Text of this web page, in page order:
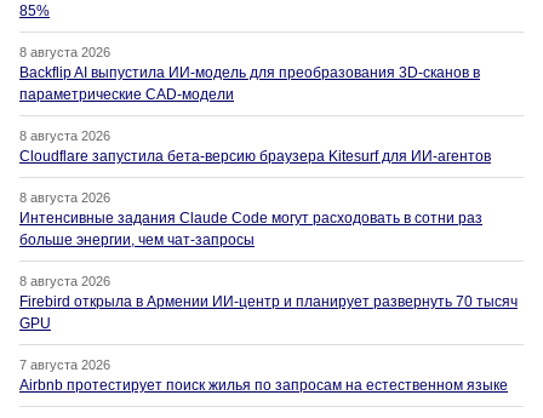
85%
8 августа 2026
Backflip AI выпустила ИИ-модель для преобразования 3D-сканов в
параметрические CAD-модели
8 августа 2026
Cloudflare запустила бета-версию браузера Kitesurf для ИИ-агентов
8 августа 2026
Интенсивные задания Claude Code могут расходовать в сотни раз
больше энергии, чем чат-запросы
8 августа 2026
Firebird открыла в Армении ИИ-центр и планирует развернуть 70 тысяч
GPU
7 августа 2026
Airbnb протестирует поиск жилья по запросам на естественном языке